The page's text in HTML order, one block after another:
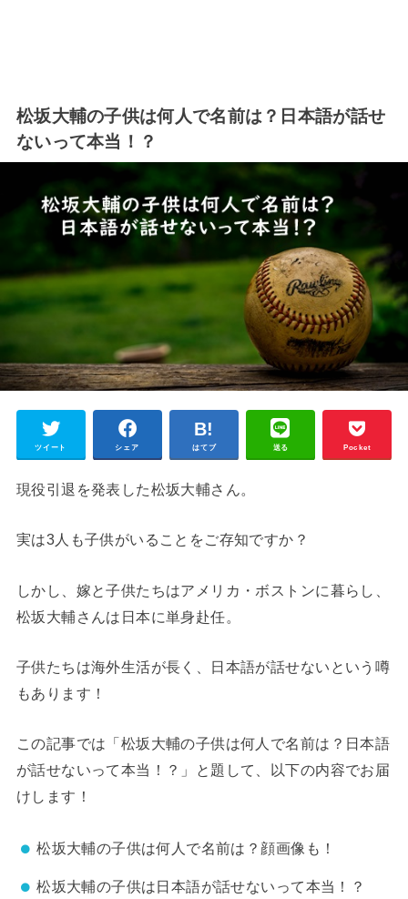
松坂大輔の子供は何人で名前は？日本語が話せ
ないって本当！？
ツイート シェア はてブ 送る Pocket
現役引退を発表した松坂大輔さん。
実は3人も子供がいることをご存知ですか？
しかし、嫁と子供たちはアメリカ・ボストンに暮らし、
松坂大輔さんは日本に単身赴任。
子供たちは海外生活が長く、日本語が話せないという噂
もあります！
この記事では「松坂大輔の子供は何人で名前は？日本語
が話せないって本当！？」と題して、以下の内容でお届
けします！
松坂大輔の子供は何人で名前は？顔画像も！
松坂大輔の子供は日本語が話せないって本当！？